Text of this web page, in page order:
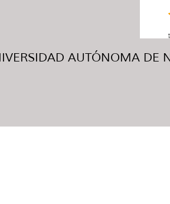
AUTÓNOMA DE